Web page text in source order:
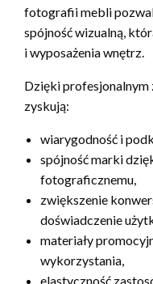
fotografii mebli
spójność wizualną,
i wyposażenia wnętrz.
Dzięki
zyskują:
wiarygodność i
spójność marki
fotograficznemu,
zwiększenie
doświadczenie
materiały
wykorzystania,
elastyczność